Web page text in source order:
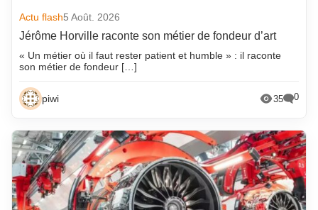
Actu flash5 Août. 2026
Jérôme Horville raconte son métier de fondeur d’art
« Un métier où il faut rester patient et humble » : il raconte
son métier de fondeur […]
piwi 35 0